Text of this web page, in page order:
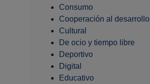
Consumo
Cooperación al desarrollo
Cultural
De ocio y tiempo libre
Deportivo
Digital
Educativo